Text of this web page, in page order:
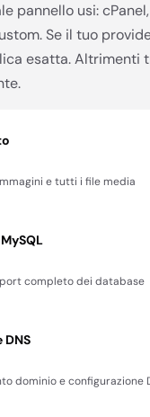
pannello usi:
Se il tuo
esatta. Altrimenti
immagini e tutti i file media
completo dei database
DNS
dominio e configurazione